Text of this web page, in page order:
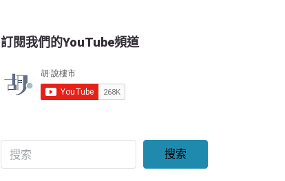
訂閱我們的YouTube頻道
搜索